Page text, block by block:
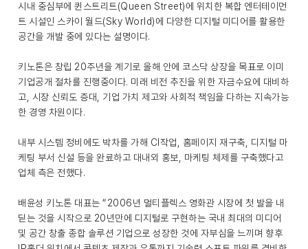
시내 중심부에 퀸스트리트(Queen Street)에 위치한 복합 엔터테이먼
트 시설인 스카이 월드(Sky World)에 다양한 디지털 미디어를 활용한
공간을 개발 중에 있다는 설명이다.
키노톤은 창립 20주년을 계기로 올해 안에 코스닥 상장을 목표로 이미
기업공개 절차를 진행중이다. 미래 비전 추진을 위한 자금수요에 대비하
고, 시장 신뢰도 증대, 기업 가치 제고와 사회적 책임을 다하는 지속가능
한 경영 차원이다.
내부 시스템 정비에도 박차를 가해 CI작업, 홈페이지 재구축, 디지털 마
케팅 부서 신설 등을 완료하고 대내외 홍보, 마케팅 체제를 구축했다고
업체 측은 전했다.
배윤성 키노톤 대표는 “2006년 멀티플렉스 영화관 시장에 첫 발을 내
딛는 것을 시작으로 20년만에 디지털로 구현하는 국내 최대의 미디어
및 공간 창출 종합 솔루션 기업으로 성장한 것에 자부심을 느끼며 향후